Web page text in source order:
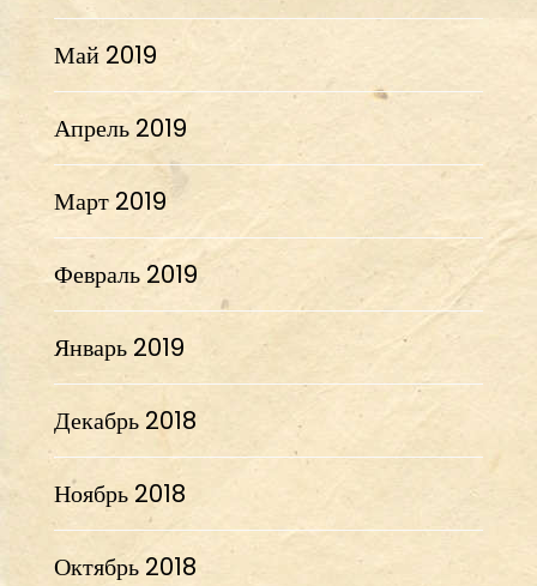
Май 2019
Апрель 2019
Март 2019
Февраль 2019
Январь 2019
Декабрь 2018
Ноябрь 2018
Октябрь 2018